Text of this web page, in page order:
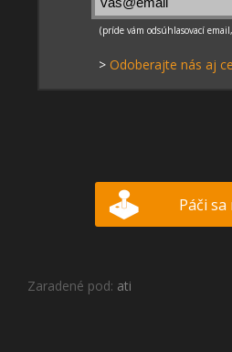
> Odoberajte nás aj
Páči sa
Zaradené pod: ati